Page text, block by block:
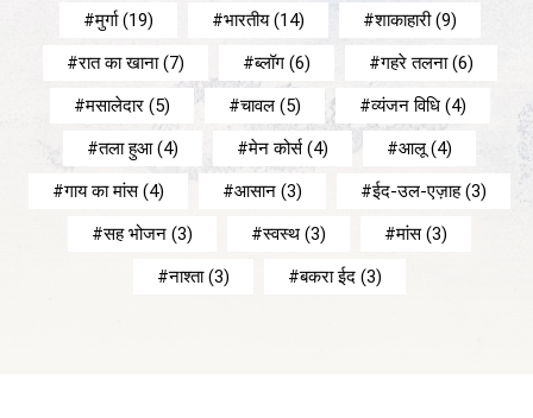
मुर्गा(19) भारतीय(14) शाकाहारी(9)
रात का खाना(7) ब्लॉग(6) गहरे तलना(6)
मसालेदार(5) चावल(5) व्यंजन विधि(4)
तला हुआ(4) मेन कोर्स(4) आलू (4)
गाय का मांस(4) आसान (3) ईद-उल-एज़ाह(3)
सह भोजन (3) स्वस्थ (3) मांस(3)
नाश्ता(3) बकरा ईद (3)